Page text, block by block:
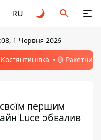
RU
1 Червня 2026
🔴 Ракетний
своїм першим
Luce обвалив